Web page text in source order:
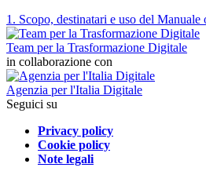
1. Scopo, destinatari e uso del Manuale
Team per la Trasformazione Digitale
in collaborazione con
Agenzia per l'Italia Digitale
Seguici su
Privacy policy
Cookie policy
Note legali